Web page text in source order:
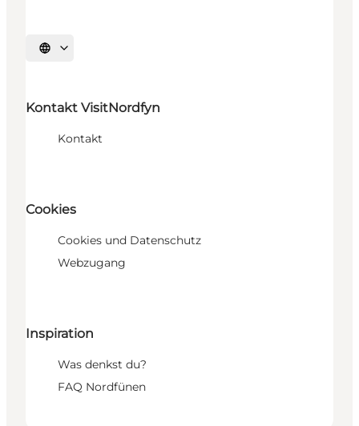
Sprache auswählen
Kontakt VisitNordfyn
Kontakt
Cookies
Cookies und Datenschutz
Webzugang
Inspiration
Was denkst du?
FAQ Nordfünen